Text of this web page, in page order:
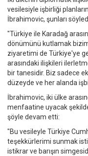
vesilesiyle işbirliği
İbrahimovic, şunları
"Türkiye ile Karadağ
dönümünü kutlamak
ziyaretimi de Türkiye'ye
arasındaki ilişkileri
bir tanesidir. Biz sadece
düzeyde ve her alanda
İbrahimovic, iki ülke
menfaatine uyacak
şöyle devam etti:
"Bu vesileyle Türkiye
teşekkürlerimi sunmak
istikrar ve barışın